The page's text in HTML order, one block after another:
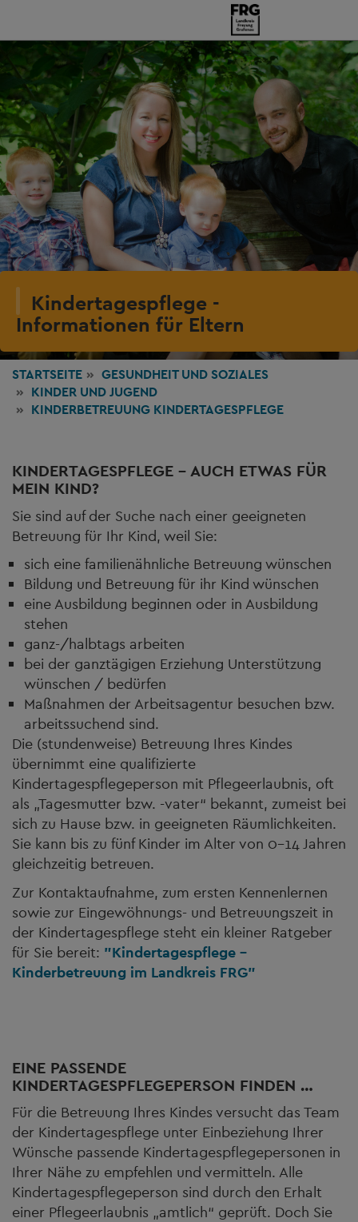
Kindertagespflege -
Informationen für Eltern
STARTSEITE GESUNDHEITUND SOZIALES
KINDER UND JUGEND
KINDERBETREUUNG KINDERTAGESPFLEGE
KINDERTAGESPFLEGE – AUCH ETWAS FÜR
MEIN KIND?
Sie sind auf der Suche nach einer geeigneten
Betreuung für Ihr Kind, weil Sie:
sich eine familienähnliche Betreuung wünschen
Bildung und Betreuung für ihr Kind wünschen
eine Ausbildung beginnen oder in Ausbildung
stehen
ganz-/halbtags arbeiten
bei der ganztägigen Erziehung Unterstützung
wünschen / bedürfen
Maßnahmen der Arbeitsagentur besuchen bzw.
arbeitssuchend sind.
Die (stundenweise) Betreuung Ihres Kindes
übernimmt eine qualifizierte
Kindertagespflegeperson mit Pflegeerlaubnis, oft
als „Tagesmutter bzw. -vater“ bekannt, zumeist bei
sich zu Hause bzw. in geeigneten Räumlichkeiten.
Sie kann bis zu fünf Kinder im Alter von 0-14 Jahren
gleichzeitig betreuen.
Zur Kontaktaufnahme, zum ersten Kennenlernen
sowie zur Eingewöhnungs- und Betreuungszeit in
der Kindertagespflege steht ein kleiner Ratgeber
für Sie bereit: "Kindertagespflege –
Kinderbetreuung im Landkreis FRG"
EINE PASSENDE
KINDERTAGESPFLEGEPERSON FINDEN …
Für die Betreuung Ihres Kindes versucht das Team
der Kindertagespflege unter Einbeziehung Ihrer
Wünsche passende Kindertagespflegepersonen in
Ihrer Nähe zu empfehlen und vermitteln. Alle
Kindertagespflegeperson sind durch den Erhalt
einer Pflegeerlaubnis „amtlich“ geprüft. Doch Sie